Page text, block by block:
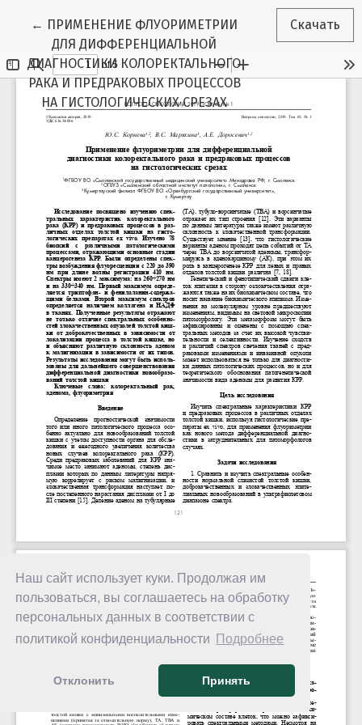
Наш сайт использует куки. Продолжая им
пользоваться, вы соглашаетесь на обработку
персональных данных в соответствии с
политикой конфиденциальности
Подробнее
Отклонить Принять
← Вернуться к Подробностям о статье
ПРИМЕНЕНИЕ ФЛУОРИМЕТРИИ
ДЛЯ ДИФФЕРЕНЦИАЛЬНОЙ
ДИАГНОСТИКИ КОЛОРЕКТАЛЬНОГО
РАКА И ПРЕДРАКОВЫХ ПРОЦЕССОВ
НА ГИСТОЛОГИЧЕСКИХ СРЕЗАХ
Скачать